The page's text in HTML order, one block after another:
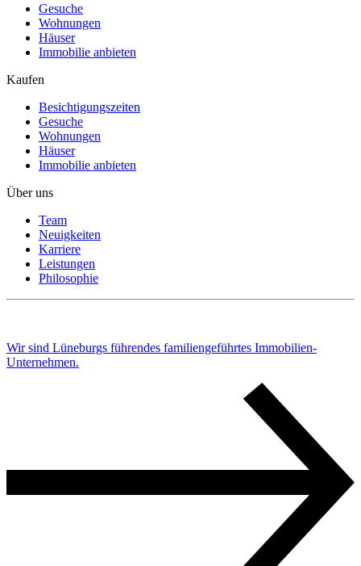
Gesuche
Wohnungen
Häuser
Immobilie anbieten
Kaufen
Besichtigungszeiten
Gesuche
Wohnungen
Häuser
Immobilie anbieten
Über uns
Team
Neuigkeiten
Karriere
Leistungen
Philosophie
Wir sind Lüneburgs führendes familiengeführtes Immobilien-
Unternehmen.